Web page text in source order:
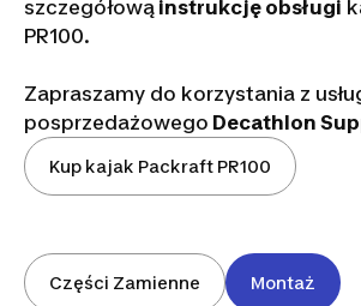
szczegółową instrukcję obsługi
PR100.
Zapraszamy do korzystania z
posprzedażowego Decathlon
Kup kajak Packraft PR100
Części Zamienne Montaż